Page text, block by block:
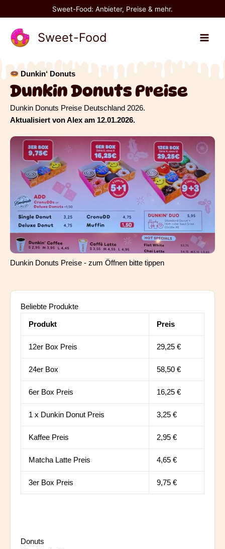
Inhalt
springen
Sweet-Food: Anbieter, Preise & mehr.
Sweet-Food
Dunkin‘ Donuts
Dunkin Donuts Preise
Dunkin Donuts Preise Deutschland 2026.
Aktualisiert von Alex am 12.01.2026.
Dunkin Donuts Preise - zum Öffnen bitte tippen
Beliebte Produkte
Produkt Preis
12er Box Preis 29,25 €
24er Box 58,50 €
6er Box Preis 16,25 €
1 x Dunkin Donut Preis 3,25 €
Kaffee Preis 2,95 €
Matcha Latte Preis 4,65 €
3er Box Preis 9,75 €
Donuts